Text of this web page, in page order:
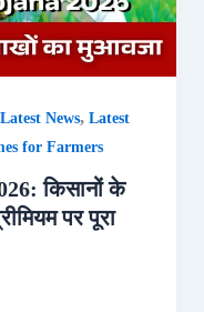
Latest News, Latest
for Farmers
किसानों के
पर पूरा